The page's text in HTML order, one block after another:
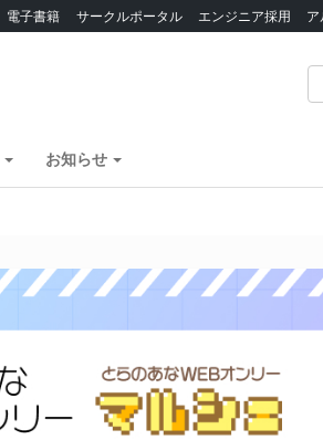
電子書籍 サークルポータル エンジニア採用
お知らせ